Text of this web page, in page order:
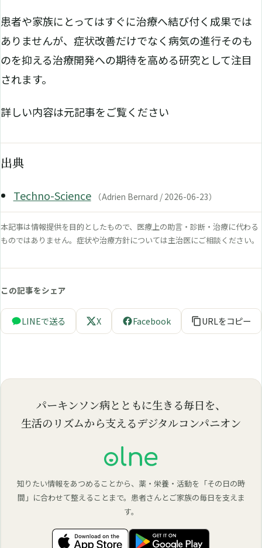
患者や家族にとってはすぐに治療へ結び付く成果では
ありませんが、症状改善だけでなく病気の進行そのも
のを抑える治療開発への期待を高める研究として注目
されます。
詳しい内容は元記事をご覧ください
出典
Techno-Science （Adrien Bernard / 2026-06-23）
本記事は情報提供を目的としたもので、医療上の助言・診断・治療に代わる
ものではありません。症状や治療方針については主治医にご相談ください。
この記事をシェア
LINEで送る X Facebook URLをコピー
パーキンソン病とともに生きる毎日を、
生活のリズムから支えるデジタルコンパニオン
知りたい情報をあつめることから、薬・栄養・活動を「その日の時
間」に合わせて整えることまで。患者さんとご家族の毎日を支えま
す。